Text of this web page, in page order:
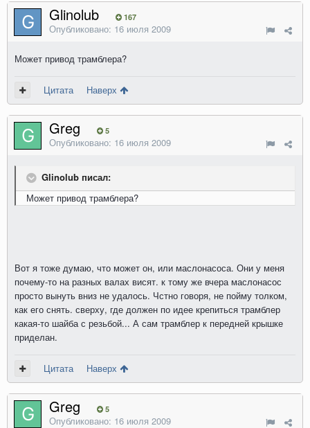
Glinolub 167
Опубликовано: 16 июля 2009
Может привод трамблера?
Цитата Наверх
Greg 5
Опубликовано: 16 июля 2009
Glinolub писал:
Может привод трамблера?
Вот я тоже думаю, что может он, или маслонасоса. Они у меня
почему-то на разных валах висят. к тому же вчера маслонасос
просто вынуть вниз не удалось. Чстно говоря, не пойму толком,
как его снять. сверху, где должен по идее крепиться трамблер
какая-то шайба с резьбой... А сам трамблер к передней крышке
приделан.
Цитата Наверх
Greg 5
Опубликовано: 16 июля 2009